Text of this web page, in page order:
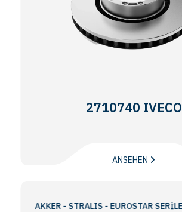
2710740 IVECO
ANSEHEN
- STRALIS - EUROSTAR SERİLERİ